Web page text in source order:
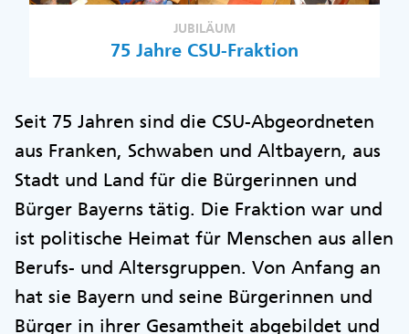
JUBILÄUM
75 Jahre CSU-Fraktion
Seit 75 Jahren sind die CSU-Abgeordneten
aus Franken, Schwaben und Altbayern, aus
Stadt und Land für die Bürgerinnen und
Bürger Bayerns tätig. Die Fraktion war und
ist politische Heimat für Menschen aus allen
Berufs- und Altersgruppen. Von Anfang an
hat sie Bayern und seine Bürgerinnen und
Bürger in ihrer Gesamtheit abgebildet und